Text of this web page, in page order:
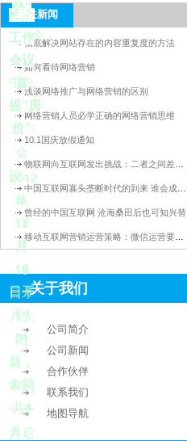
录”
今
年的
中央
经济
工作
会
议，
从
12
月
18
日开
到
21
日，
会期
共4
天。
经济
工作
会议
首
提“房
价”
2012
年
11
月
19
日十
八大
闭
幕，
不到
一个
月后
相关新闻
彻底解决网站存在的内容重复度的方法
如何看待网络营销
浅谈网络推广与网络营销的区别
网络营销人员必学正确的网络营销思维
10.1国庆放假通知
物联网向互联网发出挑战：二者之间差距有多远？
中国互联网寡头垄断时代的到来 谁会成为下一个BAT？
曾经的中国互联网 沧海桑田后也可知兴替
移动互联网营销运营策略：微信运营要结合O2O思维
关于我们
公司简介
公司新闻
合作伙伴
联系我们
地图导航